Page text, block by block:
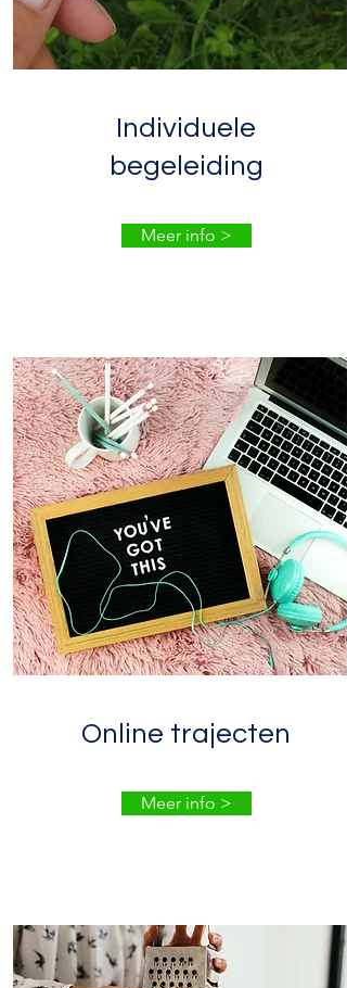
Individuele
begeleiding
Meer info >
Online trajecten
Meer info >